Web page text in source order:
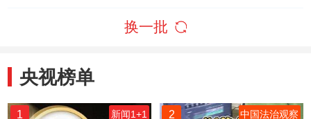
换一批
央视榜单
1 新闻1+1 2 中国法治观察